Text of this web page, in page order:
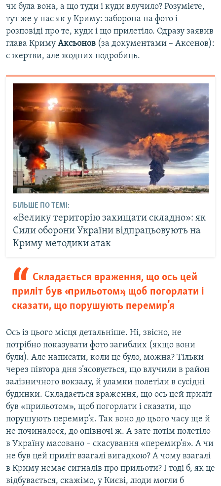
чи була вона, а що туди і куди влучило? Розумієте,
тут же у нас як у Криму: заборона на фото і
розповіді про те, куди і що прилетіло. Одразу заявив
глава Криму Аксьонов (за документами – Аксенов):
є жертви, але жодних подробиць.
БІЛЬШЕ ПО ТЕМІ:
«Велику територію захищати складно»: як
Сили оборони України відпрацьовують на
Криму методики атак
Складається враження, що ось цей
приліт був «прильотом», щоб погорлати і
сказати, що порушують перемир’я
Ось із цього місця детальніше. Ні, звісно, не
потрібно показувати фото загиблих (якщо вони
були). Але написати, коли це було, можна? Тільки
через півтора дня з’ясовується, що влучили в район
залізничного вокзалу, й уламки полетіли в сусідні
будинки. Складається враження, що ось цей приліт
був «прильотом», щоб погорлати і сказати, що
порушують перемир’я. Так воно до цього часу ще й
не починалося, до опівночі ж. А зате потім полетіло
в Україну масовано – скасування «перемир’я». А чи
не був цей приліт взагалі вигадкою? А чому взагалі
в Криму немає сигналів про прильоти? І тоді б, як це
відбувається, скажімо, у Києві, люди могли б